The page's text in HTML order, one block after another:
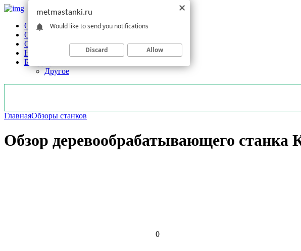
Обзоры станков
Оборудование
Обработка
Новости отрасли
Без рубрики
Другое
ГлавнаяОбзоры станков
Обзор деревообрабатывающего станка
0
metmastanki.ru
Would like to send you notifications
Discard Allow